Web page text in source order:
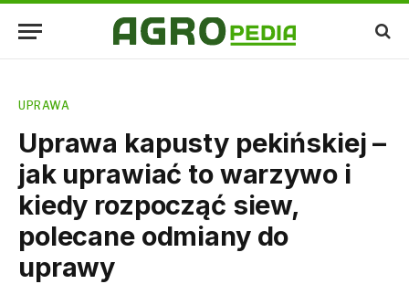
UPRAWA
Uprawa kapusty pekińskiej –
jak uprawiać to warzywo i
kiedy rozpocząć siew,
polecane odmiany do
uprawy